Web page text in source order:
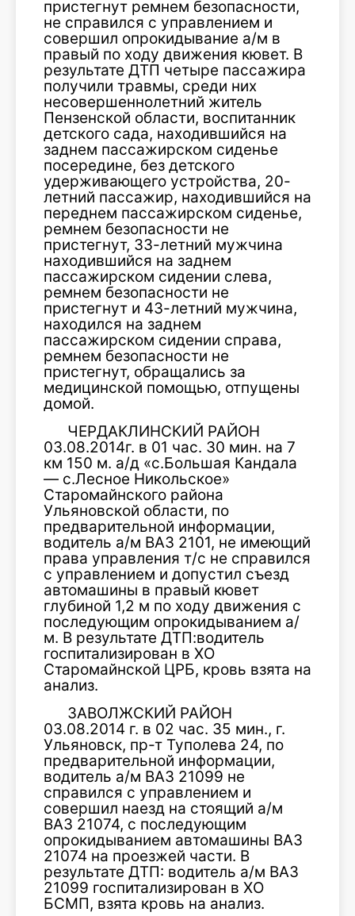
пристегнут ремнем безопасности,
не справился с управлением и
совершил опрокидывание а/м в
правый по ходу движения кювет. В
результате ДТП четыре пассажира
получили травмы, среди них
несовершеннолетний житель
Пензенской области, воспитанник
детского сада, находившийся на
заднем пассажирском сиденье
посередине, без детского
удерживающего устройства, 20-
летний пассажир, находившийся на
переднем пассажирском сиденье,
ремнем безопасности не
пристегнут, 33-летний мужчина
находившийся на заднем
пассажирском сидении слева,
ремнем безопасности не
пристегнут и 43-летний мужчина,
находился на заднем
пассажирском сидении справа,
ремнем безопасности не
пристегнут, обращались за
медицинской помощью, отпущены
домой.
ЧЕРДАКЛИНСКИЙ РАЙОН
03.08.2014г. в 01 час. 30 мин. на 7
км 150 м. а/д «с.Большая Кандала
— с.Лесное Никольское»
Старомайнского района
Ульяновской области, по
предварительной информации,
водитель а/м ВАЗ 2101, не имеющий
права управления т/с не справился
с управлением и допустил съезд
автомашины в правый кювет
глубиной 1,2 м по ходу движения с
последующим опрокидыванием а/
м. В результате ДТП:водитель
госпитализирован в ХО
Старомайнской ЦРБ, кровь взята на
анализ.
ЗАВОЛЖСКИЙ РАЙОН
03.08.2014 г. в 02 час. 35 мин., г.
Ульяновск, пр-т Туполева 24, по
предварительной информации,
водитель а/м ВАЗ 21099 не
справился с управлением и
совершил наезд на стоящий а/м
ВАЗ 21074, с последующим
опрокидыванием автомашины ВАЗ
21074 на проезжей части. В
результате ДТП: водитель а/м ВАЗ
21099 госпитализирован в ХО
БСМП, взята кровь на анализ.